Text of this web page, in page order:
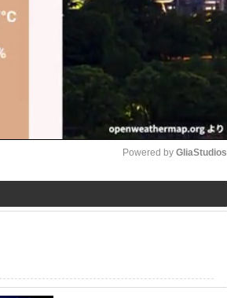
Powered by GliaStudios